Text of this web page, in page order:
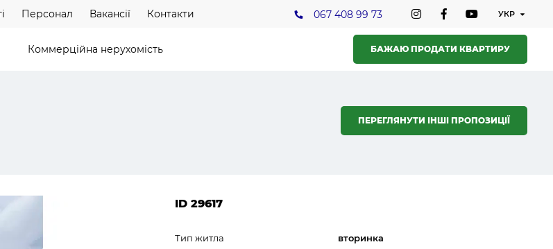
Персонал Вакансії Контакти 067 408 99 73
Коммерційна нерухомість БАЖАЮ ПРОДАТИ КВАРТИРУ
ПЕРЕГЛЯНУТИ ІНШІ ПРОПОЗИЦІЇ
ID 29617
Тип житла вторинка